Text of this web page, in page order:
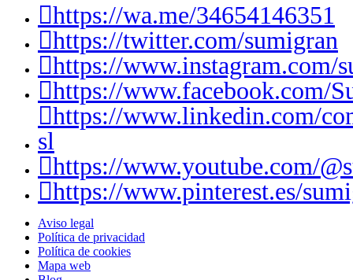
https://wa.me/34654146351
https://twitter.com/sumigran
https://www.instagram.com/
https://www.facebook.com/
https://www.linkedin.com/
sl
https://www.youtube.com/
https://www.pinterest.es/
Aviso legal
Política de privacidad
Política de cookies
Mapa web